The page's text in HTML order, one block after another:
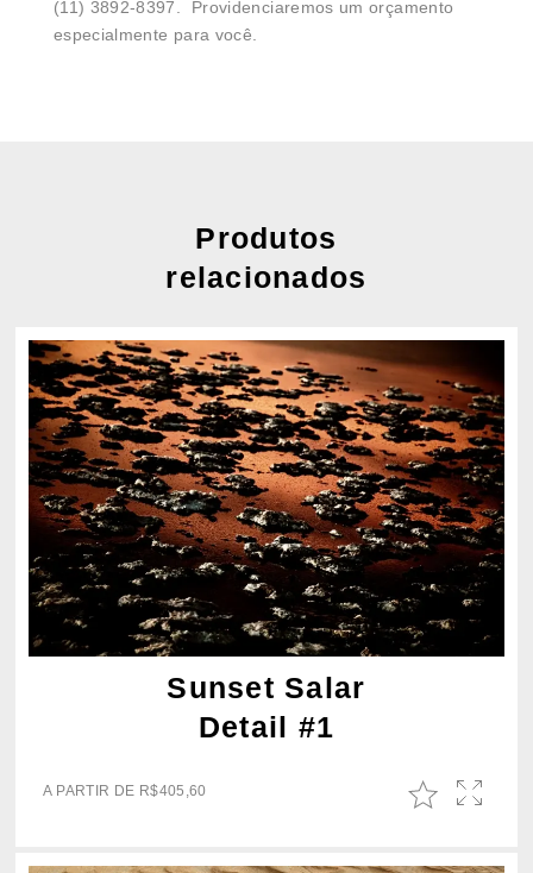
(11) 3892-8397. Providenciaremos um orçamento
especialmente para você.
Produtos
relacionados
Sunset Salar
Detail #1
A PARTIR DE R$405,60